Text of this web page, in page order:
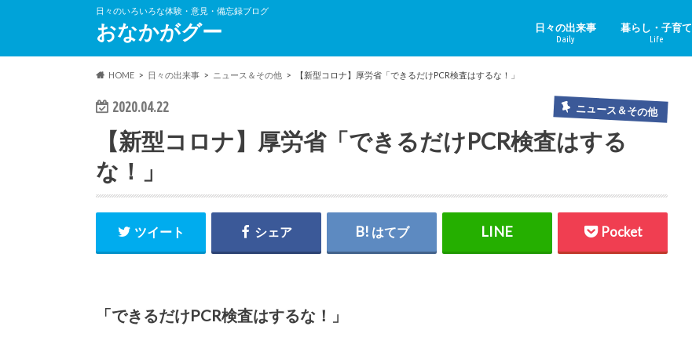
日々のいろいろな体験・意見・備忘録ブログ
おなかがグー 日々の出来事
Daily
暮らし・子育て
Life
HOME 日々の出来事 ニュース＆その他 【新型コロナ】厚労省「できるだけPCR検査はするな！」
2020.04.22 ニュース＆その他
【新型コロナ】厚労省「できるだけPCR検査はする
な！」
ツイート シェア はてブ Pocket
「できるだけPCR検査はするな！」